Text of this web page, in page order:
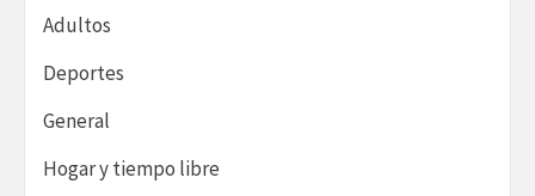
Adultos
Deportes
General
Hogar y tiempo libre